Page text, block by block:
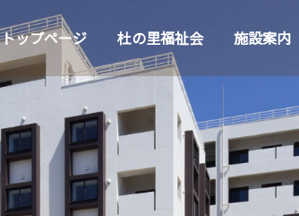
トップページ 杜の里福祉会 施設案内